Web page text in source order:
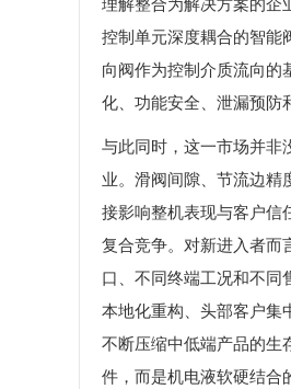
控制单元深度耦合的智能
向阀作为控制介质流向的
化、功能安全、泄漏预防
与此同时，这一市场并非
业。滑阀间隙、节流边精
接影响整机表现与客户信
复合竞争。对新进入者而
口、不同终端工况和不同
本地化重构、头部客户集
不断压缩中低端产品的生
件，而是机电液软硬结合